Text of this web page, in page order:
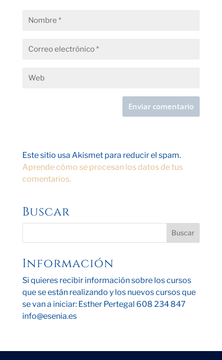
Este sitio usa Akismet para reducir el spam.
Aprende cómo se procesan los datos de tus
comentarios.
Buscar
Información
Si quieres recibir información sobre los cursos
que se están realizando y los nuevos cursos que
se van a iniciar: Esther Pertegal 608 234 847
info@esenia.es